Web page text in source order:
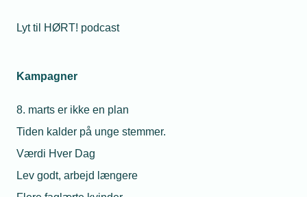
Lyt til HØRT! podcast
Kampagner
8. marts er ikke en plan
Tiden kalder på unge stemmer.
Værdi Hver Dag
Lev godt, arbejd længere
Politik & analyse